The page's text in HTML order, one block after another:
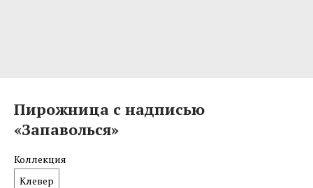
Пирожница с надписью
«Запаволься»
Коллекция
Клевер